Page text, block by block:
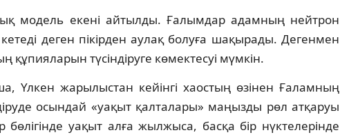
модель екені айтылды. Ғалымдар адамның нейтрон
деген пікірден аулақ болуға шақырады. Дегенмен
түсіндіруге көмектесуі мүмкін.
Үлкен жарылыстан кейінгі хаостың өзінен Ғаламның
осындай «уақыт қалталары» маңызды рөл атқаруы
уақыт алға жылжыса, басқа бір нүктелерінде